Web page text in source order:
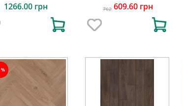
1266.00 грн 762 609.60 грн